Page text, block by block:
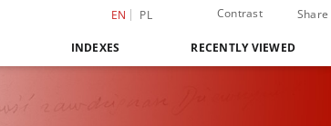
EN PL Contrast Share
INDEXES RECENTLY VIEWED